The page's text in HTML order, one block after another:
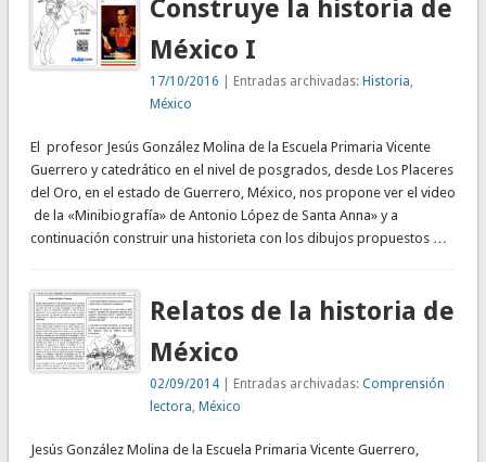
Construye la historia de
México I
17/10/2016 | Entradas archivadas:Historia
México
El profesor Jesús González Molina de la Escuela Primaria Vicente
Guerrero y catedrático en el nivel de posgrados, desde Los Placeres
del Oro, en el estado de Guerrero, México, nos propone ver el video
de la «Minibiografía» de Antonio López de Santa Anna» y a
continuación construir una historieta con los dibujos propuestos …
Relatos de la historia de
México
02/09/2014 | Entradas archivadas:Comprensión
lectora ,México
Jesús González Molina de la Escuela Primaria Vicente Guerrero,